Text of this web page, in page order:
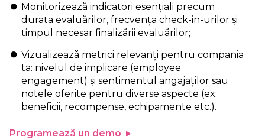
Monitorizează indicatori esențiali precum
durata evaluărilor, frecvența check-in-urilor și
timpul necesar finalizării evaluărilor;
Vizualizează metrici relevanți pentru compania
ta: nivelul de implicare (employee
engagement) și sentimentul angajaților sau
notele oferite pentru diverse aspecte (ex:
beneficii, recompense, echipamente etc.).
Programează un demo